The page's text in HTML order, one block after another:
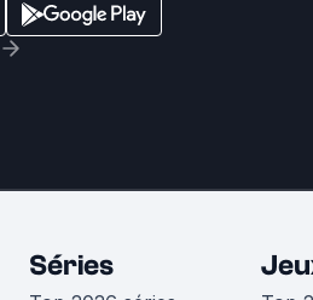
Séries